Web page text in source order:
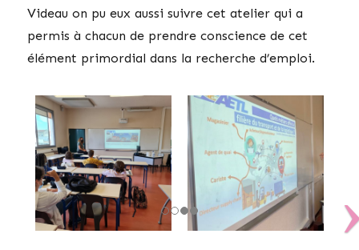
Videau on pu eux aussi suivre cet atelier qui a
permis à chacun de prendre conscience de cet
élément primordial dans la recherche d’emploi.